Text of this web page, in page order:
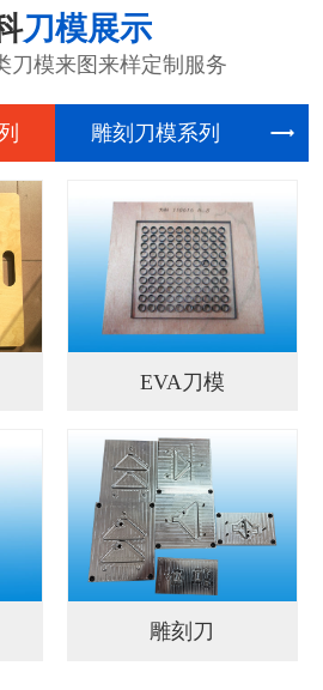
刀模展示
刀模来图来样定制服务
雕刻刀模
EVA刀模
雕刻刀